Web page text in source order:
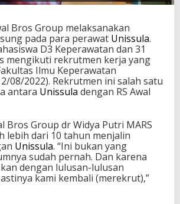
Bros Group melaksanakan
pada para perawat Unissula.
D3 Keperawatan dan 31
mengikuti rekrutmen kerja yang
Ilmu Keperawatan
08/2022). Rekrutmen ini salah satu
antara Unissula dengan RS Awal
Bros Group dr Widya Putri MARS
lebih dari 10 tahun menjalin
Unissula. “Ini bukan yang
sudah pernah. Dan karena
dengan lulusan-lulusan
kami kembali (merekrut),”